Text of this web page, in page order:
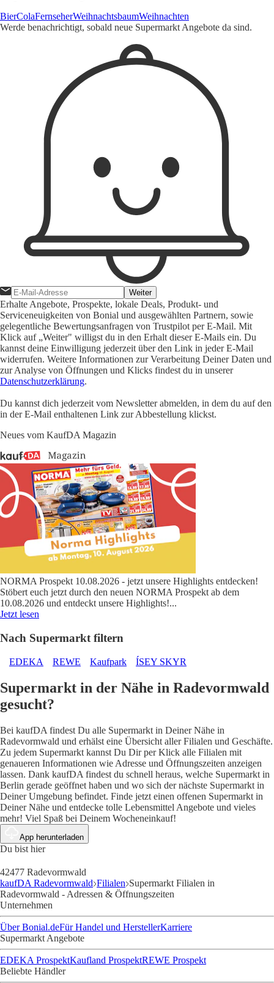
BierColaFernseherWeihnachtsbaumWeihnachten
Werde benachrichtigt, sobald neue Supermarkt Angebote da sind.
Weiter
Erhalte Angebote, Prospekte, lokale Deals, Produkt- und
Serviceneuigkeiten von Bonial und ausgewählten Partnern, sowie
gelegentliche Bewertungsanfragen von Trustpilot per E-Mail. Mit
Klick auf „Weiter" willigst du in den Erhalt dieser E-Mails ein. Du
kannst deine Einwilligung jederzeit über den Link in jeder E-Mail
widerrufen. Weitere Informationen zur Verarbeitung Deiner Daten und
zur Analyse von Öffnungen und Klicks findest du in unserer
Datenschutzerklärung.
Du kannst dich jederzeit vom Newsletter abmelden, in dem du auf den
in der E-Mail enthaltenen Link zur Abbestellung klickst.
Neues vom KaufDA Magazin
NORMA Prospekt 10.08.2026 - jetzt unsere Highlights entdecken!
Stöbert euch jetzt durch den neuen NORMA Prospekt ab dem
10.08.2026 und entdeckt unsere Highlights!...
Jetzt lesen
Nach Supermarkt filtern
EDEKA REWE Kaufpark ÍSEY SKYR
Supermarkt in der Nähe in Radevormwald
gesucht?
Bei kaufDA findest Du alle Supermarkt in Deiner Nähe in
Radevormwald und erhälst eine Übersicht aller Filialen und Geschäfte.
Zu jedem Supermarkt kannst Du Dir per Klick alle Filialen mit
genaueren Informationen wie Adresse und Öffnungszeiten anzeigen
lassen. Dank kaufDA findest du schnell heraus, welche Supermarkt in
Berlin gerade geöffnet haben und wo sich der nächste Supermarkt in
Deiner Umgebung befindet. Finde jetzt einen offenen Supermarkt in
Deiner Nähe und entdecke tolle Lebensmittel Angebote und vieles
mehr! Viel Spaß bei Deinem Wocheneinkauf!
App herunterladen
Du bist hier
42477 Radevormwald
kaufDA Radevormwald Filialen Supermarkt Filialen in
Radevormwald - Adressen & Öffnungszeiten
Unternehmen
Über Bonial.deFür Handel und HerstellerKarriere
Supermarkt Angebote
EDEKA ProspektKaufland ProspektREWE Prospekt
Beliebte Händler